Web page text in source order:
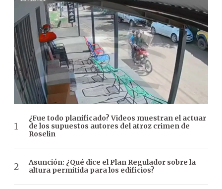
¿Fue todo planificado? Videos muestran el actuar
de los supuestos autores del atroz crimen de
Roselin
Asunción: ¿Qué dice el Plan Regulador sobre la
altura permitida para los edificios?